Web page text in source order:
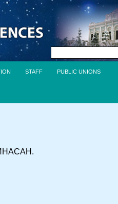
Search
STAFF PUBLIC UNIONS
ИНАСАН.